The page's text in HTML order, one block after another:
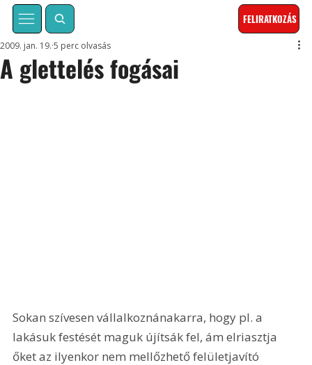
FELIRATKOZÁS
A glettelés fogásai
2009. jan. 19. 5 perc olvasás
Sokan szívesen vállalkoznánakarra, hogy pl. a
lakásuk festését maguk újítsák fel, ám elriasztja
őket az ilyenkor nem mellőzhető felületjavító